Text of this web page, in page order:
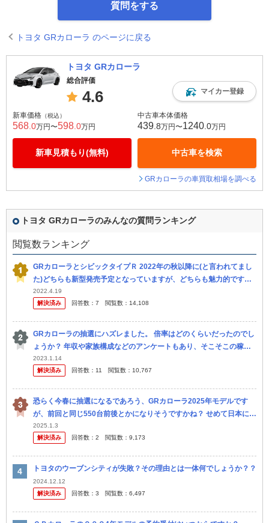
質問をする
トヨタ GRカローラ のページに戻る
トヨタ GRカローラ
総合評価
4.6 マイカー登録
新車価格 （税込）
568 .0万円〜598 .0万円
新車見積もり(無料)
中古車本体価格
439 .8万円〜1240 .0万円
中古車を検索
GRカローラの車買取相場を調べる
トヨタ GRカローラのみんなの質問ランキング
閲覧数ランキング
GRカローラとシビックタイプＲ 2022年の秋以降に(と言われてまし
た)どちらも新型発売予定となっていますが、どちらも魅力的です。
購入するなら後々リセール等考えるなら、どちらの車種の方が良い
と...
2022.4.19
解決済み
回答数： 7 閲覧数： 14,108
GRカローラの抽選にハズレました。 倍率はどのくらいだったのでし
ょうか？ 年収や家族構成などのアンケートもあり、そこそこの稼ぎ
だから期待していたのに。 悔しいです。 もう買いません！ 当たった
人...
2023.1.14
解決済み
回答数： 11 閲覧数： 10,767
恐らく今春に抽選になるであろう、GRカローラ2025年モデルです
が、前回と同じ550台前後とかになりそうですかね？ せめて日本に2
000台いや1000台でも割り当ててくれればいいのですが………。 噂
レ
2025.1.3
解決済み
回答数： 2 閲覧数： 9,173
トヨタのウーブンシティが失敗？その理由とは一体何でしょうか？？
2024.12.12
解決済み
回答数： 3 閲覧数： 6,497